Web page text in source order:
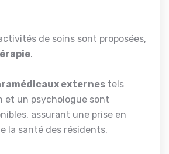
de soins sont proposées,
.
externes tels
et un psychologue sont
assurant une prise en
la santé des résidents.